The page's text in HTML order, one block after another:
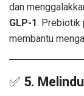
dan
GLP-1. Prebiotik
membantu
✅ 5.